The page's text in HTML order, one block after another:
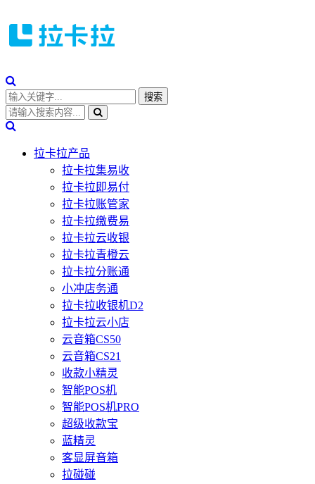
拉卡拉产品
拉卡拉集易收
拉卡拉即易付
拉卡拉账管家
拉卡拉缴费易
拉卡拉云收银
拉卡拉青橙云
拉卡拉分账通
小冲店务通
拉卡拉收银机D2
拉卡拉云小店
云音箱CS50
云音箱CS21
收款小精灵
智能POS机
智能POS机PRO
超级收款宝
蓝精灵
客显屏音箱
拉碰碰